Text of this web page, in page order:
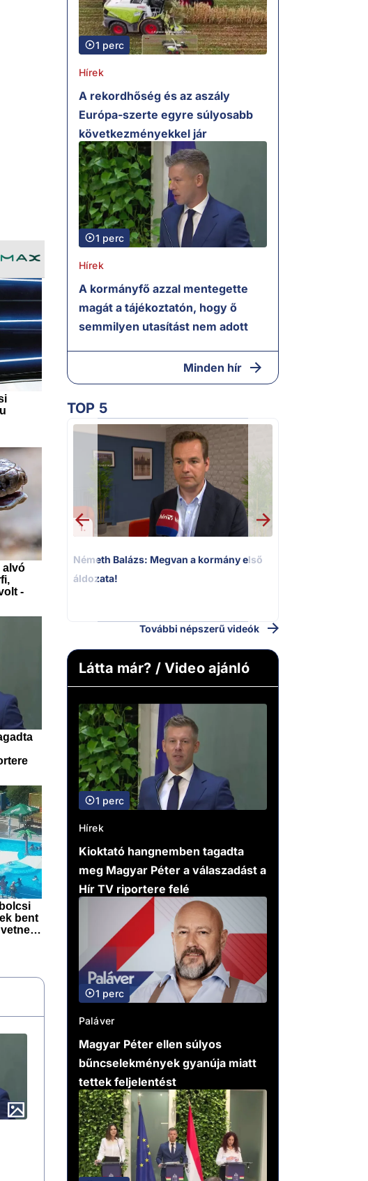
1 perc
Hírek
A rekordhőség és az aszály
Európa-szerte egyre súlyosabb
következményekkel jár
1 perc
Hírek
A kormányfő azzal mentegette
magát a tájékoztatón, hogy ő
semmilyen utasítást nem adott
Minden hír
TOP 5
1.
Németh Balázs: Megvan a kormány első
áldozata!
További népszerű videók
Látta már? / Video ajánló
1 perc
Hírek
Kioktató hangnemben tagadta
meg Magyar Péter a válaszadást a
Hír TV riportere felé
1 perc
Paláver
Magyar Péter ellen súlyos
bűncselekmények gyanúja miatt
tettek feljelentést